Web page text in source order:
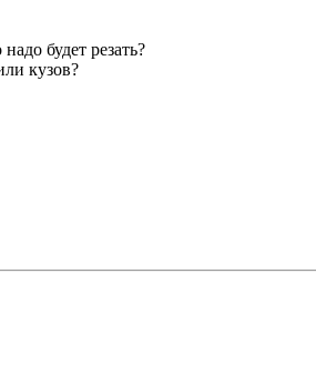
будет резать?
кузов?